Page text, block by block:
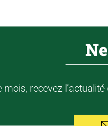
mois, recevez